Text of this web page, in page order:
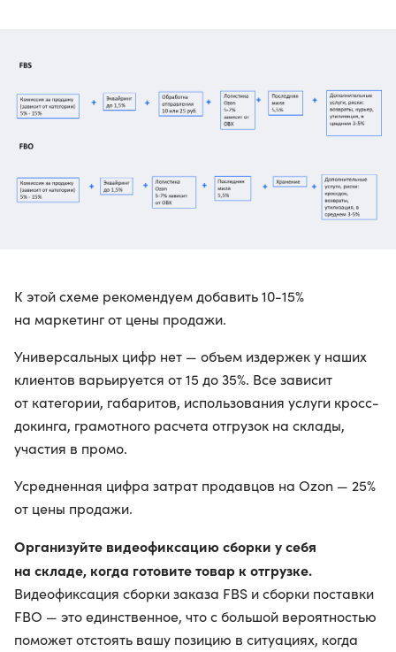
К этой схеме рекомендуем добавить 10-15%
на маркетинг от цены продажи.
Универсальных цифр нет — объем издержек у наших
клиентов варьируется от 15 до 35%. Все зависит
от категории, габаритов, использования услуги кросс-
докинга, грамотного расчета отгрузок на склады,
участия в промо.
Усредненная цифра затрат продавцов на Ozon — 25%
от цены продажи.
Организуйте видеофиксацию сборки у себя
на складе, когда готовите товар к отгрузке.
Видеофиксация сборки заказа FBS и сборки поставки
FBO — это единственное, что с большой вероятностью
поможет отстоять вашу позицию в ситуациях, когда